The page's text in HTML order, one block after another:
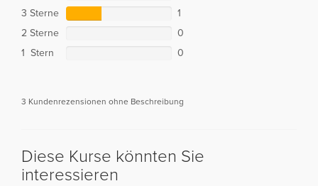
3 Sterne
1
2 Sterne
0
1 Stern
0
3 Kundenrezensionen ohne Beschreibung
Diese Kurse könnten Sie
interessieren